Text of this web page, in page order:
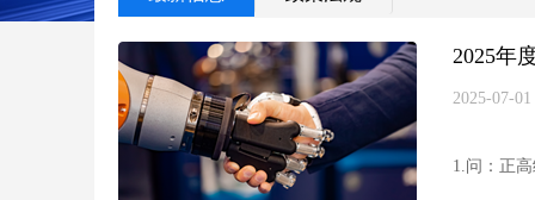
2025年
2025-07-01
1.问：正